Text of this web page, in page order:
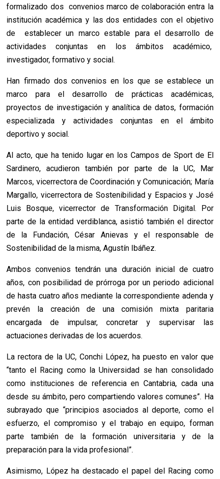
formalizado dos convenios marco de colaboración entra la
institución académica y las dos entidades con el objetivo
de establecer un marco estable para el desarrollo de
actividades conjuntas en los ámbitos académico,
investigador, formativo y social.
Han firmado dos convenios en los que se establece un
marco para el desarrollo de prácticas académicas,
proyectos de investigación y analítica de datos, formación
especializada y actividades conjuntas en el ámbito
deportivo y social.
Al acto, que ha tenido lugar en los Campos de Sport de El
Sardinero, acudieron también por parte de la UC, Mar
Marcos, vicerrectora de Coordinación y Comunicación; María
Margallo, vicerrectora de Sostenibilidad y Espacios y José
Luis Bosque, vicerrector de Transformación Digital. Por
parte de la entidad verdiblanca, asistió también el director
de la Fundación, César Anievas y el responsable de
Sostenibilidad de la misma, Agustín Ibáñez.
Ambos convenios tendrán una duración inicial de cuatro
años, con posibilidad de prórroga por un periodo adicional
de hasta cuatro años mediante la correspondiente adenda y
prevén la creación de una comisión mixta paritaria
encargada de impulsar, concretar y supervisar las
actuaciones derivadas de los acuerdos.
La rectora de la UC, Conchi López, ha puesto en valor que
“tanto el Racing como la Universidad se han consolidado
como instituciones de referencia en Cantabria, cada una
desde su ámbito, pero compartiendo valores comunes”. Ha
subrayado que “principios asociados al deporte, como el
esfuerzo, el compromiso y el trabajo en equipo, forman
parte también de la formación universitaria y de la
preparación para la vida profesional”.
Asimismo, López ha destacado el papel del Racing como